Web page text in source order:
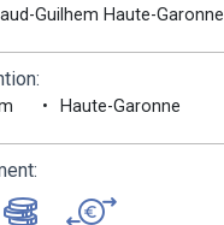
Guilhem Haute-Garonne
Haute-Garonne